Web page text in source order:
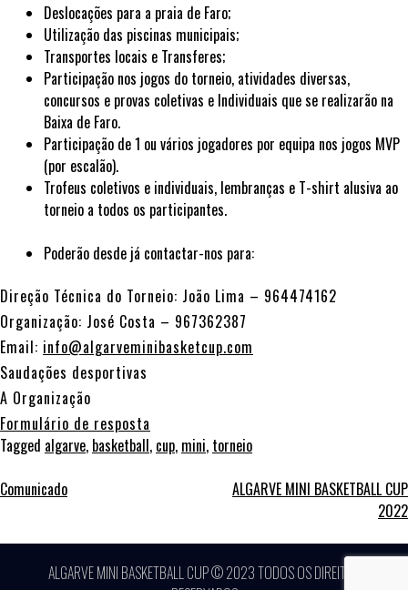
Deslocações para a praia de Faro;
Utilização das piscinas municipais;
Transportes locais e Transferes;
Participação nos jogos do torneio, atividades diversas,
concursos e provas coletivas e Individuais que se realizarão na
Baixa de Faro.
Participação de 1 ou vários jogadores por equipa nos jogos MVP
(por escalão).
Trofeus coletivos e individuais, lembranças e T-shirt alusiva ao
torneio a todos os participantes.
Poderão desde já contactar-nos para:
Direção Técnica do Torneio: João Lima – 964474162
Organização: José Costa – 967362387
Email: info@algarveminibasketcup.com
Saudações desportivas
A Organização
Formulário de resposta
Tagged algarve, basketball, cup, mini, torneio
Comunicado
ALGARVE MINI BASKETBALL CUP
2022
ALGARVE MINI BASKETBALL CUP © 2023 TODOS OS DIREITOS